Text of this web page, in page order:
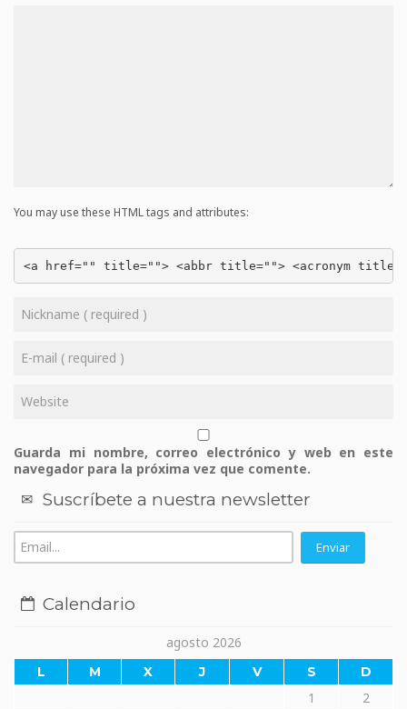
You may use these HTML tags and attributes:
<a href="" title=""> <abbr title=""> <acronym
Guarda mi nombre, correo electrónico y web en este
navegador para la próxima vez que comente.
Suscríbete a nuestra newsletter
Calendario
agosto 2026
L M X J V S D
1
2